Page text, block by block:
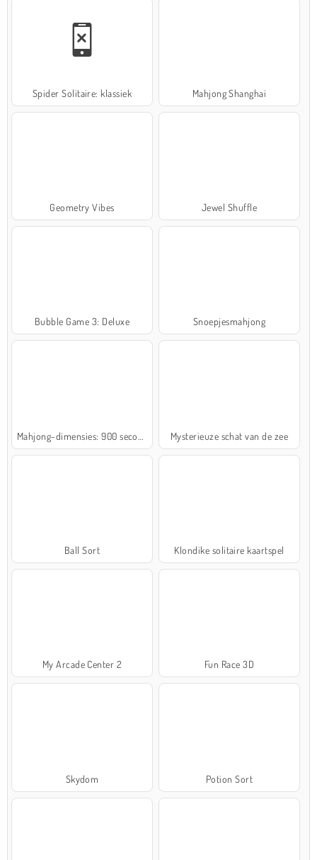
Spider Solitaire: klassiek Mahjong Shanghai
Geometry Vibes Jewel Shuffle
Bubble Game 3: Deluxe Snoepjesmahjong
Mysterieuze schat van de zee
Ball Sort Klondike solitaire kaartspel
My Arcade Center 2 Fun Race 3D
Skydom Potion Sort